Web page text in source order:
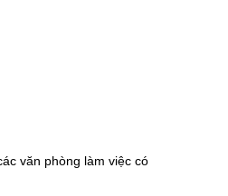
văn phòng làm việc có